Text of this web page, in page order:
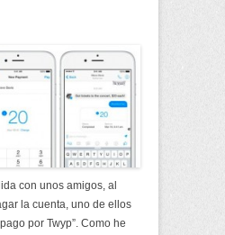
con unos amigos, al
la cuenta, uno de ellos
por Twyp”. Como he